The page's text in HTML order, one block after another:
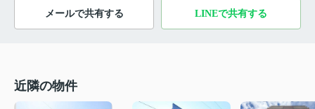
メールで共有する LINEで共有する
近隣の物件